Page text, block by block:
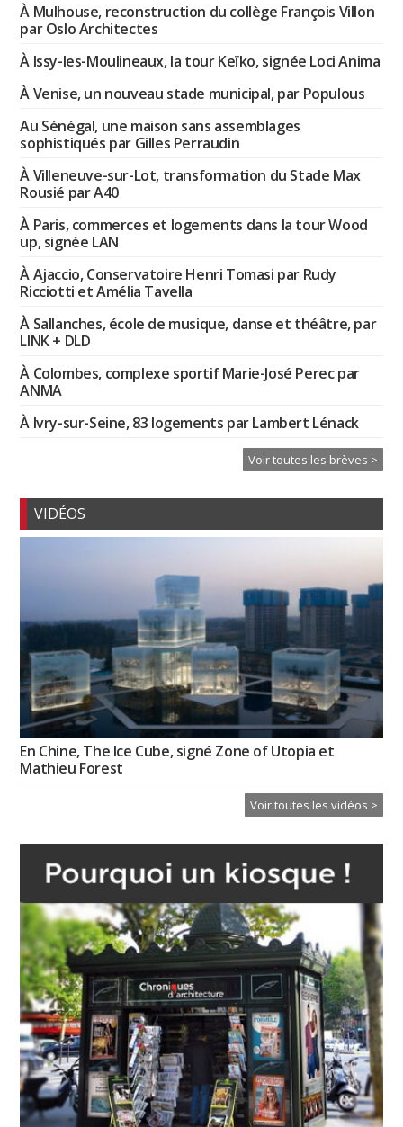
À Mulhouse, reconstruction du collège François Villon
par Oslo Architectes
À Issy-les-Moulineaux, la tour Keïko, signée Loci Anima
À Venise, un nouveau stade municipal, par Populous
Au Sénégal, une maison sans assemblages
sophistiqués par Gilles Perraudin
À Villeneuve-sur-Lot, transformation du Stade Max
Rousié par A40
À Paris, commerces et logements dans la tour Wood
up, signée LAN
À Ajaccio, Conservatoire Henri Tomasi par Rudy
Ricciotti et Amélia Tavella
À Sallanches, école de musique, danse et théâtre, par
LINK + DLD
À Colombes, complexe sportif Marie-José Perec par
ANMA
À Ivry-sur-Seine, 83 logements par Lambert Lénack
Voir toutes les brèves >
VIDÉOS
En Chine, The Ice Cube, signé Zone of Utopia et
Mathieu Forest
Voir toutes les vidéos >